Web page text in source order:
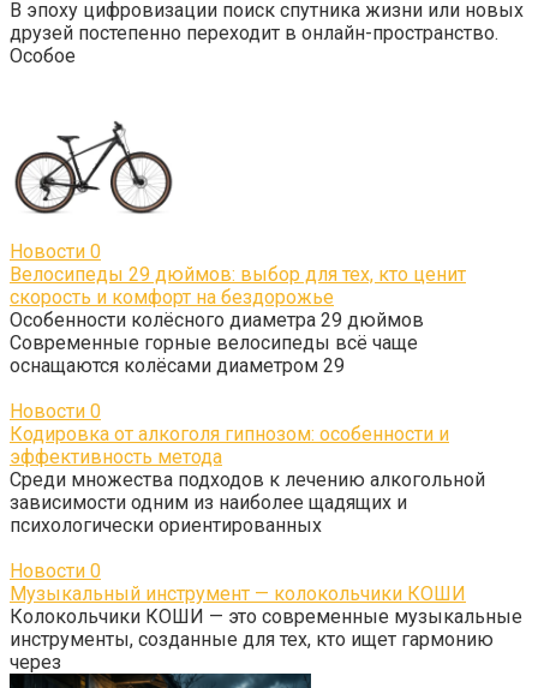
В эпоху цифровизации поиск спутника жизни или новых
друзей постепенно переходит в онлайн-пространство.
Особое
Новости 0
Велосипеды 29 дюймов: выбор для тех, кто ценит
скорость и комфорт на бездорожье
Особенности колёсного диаметра 29 дюймов
Современные горные велосипеды всё чаще
оснащаются колёсами диаметром 29
Новости 0
Кодировка от алкоголя гипнозом: особенности и
эффективность метода
Среди множества подходов к лечению алкогольной
зависимости одним из наиболее щадящих и
психологически ориентированных
Новости 0
Музыкальный инструмент — колокольчики КОШИ
Колокольчики КОШИ — это современные музыкальные
инструменты, созданные для тех, кто ищет гармонию
через